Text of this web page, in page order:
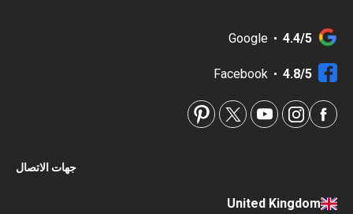
4.4/5
Google
4.8/5
Facebook
جهات الاتصال
United Kingdom